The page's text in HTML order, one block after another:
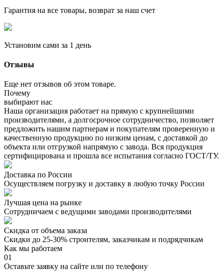
Гарантия на все товары, возврат за наш счет
Установим сами за 1 день
Отзывы
Еще нет отзывов об этом товаре.
Почему
выбирают нас
Наша организация работает на прямую с крупнейшими
производителями, а долгосрочное сотрудничество, позволяет
предложить нашим партнерам и покупателям проверенную и
качественную продукцию по низким ценам, с доставкой до
объекта или отгрузкой напрямую с завода. Вся продукция
сертифицирована и прошла все испытания согласно ГОСТ/ТУ.
Доставка по России
Осуществляем погрузку и доставку в любую точку России
Лучшая цена на рынке
Сотрудничаем с ведущими заводами производителями
Скидка от объема заказа
Скидки до 25-30% строителям, заказчикам и подрядчикам
Как мы работаем
01
Оставьте заявку на сайте или по телефону